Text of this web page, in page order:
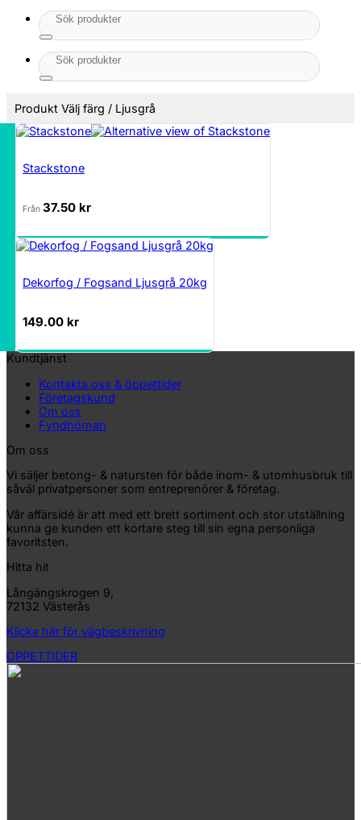
Sök
efter:
Sök
efter:
Produkt Välj färg / Ljusgrå
Stackstone
Från 37.50 kr
Dekorfog / Fogsand Ljusgrå 20kg
149.00 kr
Kundtjänst
Kontakta oss & öppettider
Företagskund
Om oss
Fyndhörnan
Om oss
Vi säljer betong- & natursten för både inom- & utomhusbruk till
såväl privatpersoner som entreprenörer & företag.
Vår affärsidé är att med ett brett sortiment och stor utställning
kunna ge kunden ett kortare steg till sin egna personliga
favoritsten.
Hitta hit
Långängskrogen 9,
72132 Västerås
Klicka här för vägbeskrivning
ÖPPETTIDER